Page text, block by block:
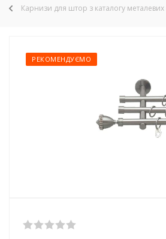
Карнизи для штор з каталогу металевих
РЕКОМЕНДУЄМО